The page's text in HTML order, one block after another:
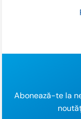
Abonează-te la